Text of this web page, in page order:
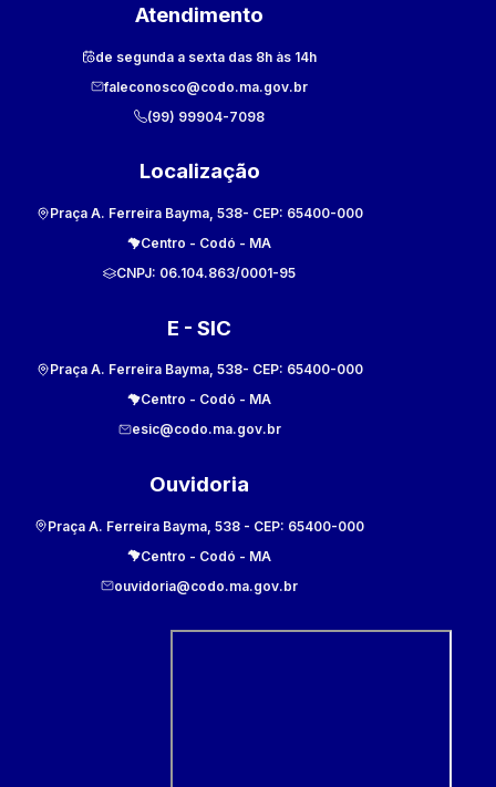
Atendimento
de segunda a sexta das 8h às 14h
faleconosco@codo.ma.gov.br
(99) 99904-7098
Localização
Praça A. Ferreira Bayma, 538- CEP: 65400-000
Centro - Codó - MA
CNPJ: 06.104.863/0001-95
E - SIC
Praça A. Ferreira Bayma, 538- CEP: 65400-000
Centro - Codó - MA
esic@codo.ma.gov.br
Ouvidoria
Praça A. Ferreira Bayma, 538 - CEP: 65400-000
Centro - Codó - MA
ouvidoria@codo.ma.gov.br